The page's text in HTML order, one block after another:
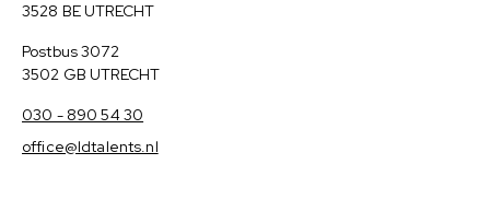
3528 BE UTRECHT
Postadres
Postbus 3072
3502 GB UTRECHT
030 - 890 54 30
office@ldtalents.nl